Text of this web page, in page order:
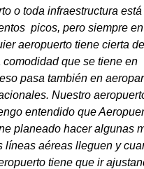
o toda infraestructura
picos, pero siempre
aeropuerto tiene cierta
comodidad que se tiene en
pasa también en
Nuestro
entendido que
planeado hacer algunas
líneas aéreas lleguen y
tiene que ir